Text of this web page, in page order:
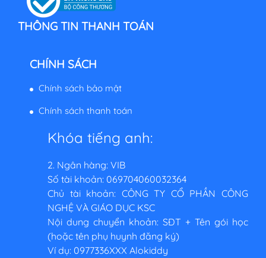
THÔNG TIN THANH TOÁN
CHÍNH SÁCH
Chính sách bảo mật
Chính sách thanh toán
Khóa tiếng anh:
2. Ngân hàng: VIB
Số tài khoản: 069704060032364
Chủ tài khoản: CÔNG TY CỔ PHẦN CÔNG
NGHỆ VÀ GIÁO DỤC KSC
Nội dung chuyển khoản: SĐT + Tên gói học
(hoặc tên phụ huynh đăng ký)
Ví dụ: 0977336XXX Alokiddy